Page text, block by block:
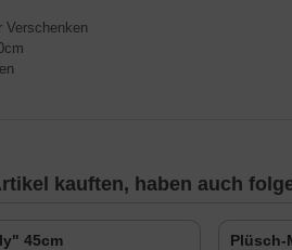
Verschenken
kauften, haben auch
45cm Plüsch-